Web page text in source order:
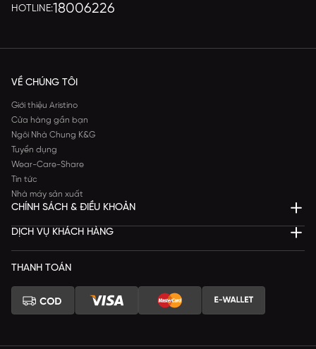
HOTLINE:18006226
VỀ CHÚNG TÔI
Giới thiệu Aristino
Cửa hàng gần bạn
Ngôi Nhà Chung K&G
Tuyển dụng
Wear-Care-Share
Tin tức
Nhà máy sản xuất
CHÍNH SÁCH & ĐIỀU KHOẢN
DỊCH VỤ KHÁCH HÀNG
THANH TOÁN